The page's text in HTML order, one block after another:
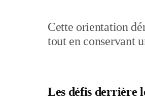
Cette orientation
tout en conservant
Les défis derrière